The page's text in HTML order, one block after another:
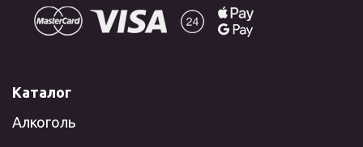
Каталог
Алкоголь